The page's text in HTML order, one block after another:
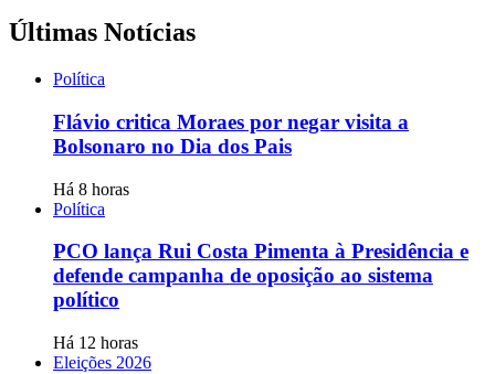
Últimas Notícias
Política
Flávio critica Moraes por negar visita a
Bolsonaro no Dia dos Pais
Há 8 horas
Política
PCO lança Rui Costa Pimenta à Presidência e
defende campanha de oposição ao sistema
político
Há 12 horas
Eleições 2026